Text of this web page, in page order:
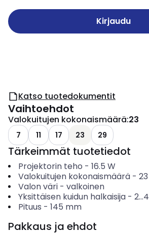
Kirjaudu
Katso tuotedokumentit
Vaihtoehdot
Valokuitujen kokonaismäärä:23
7 11 17 23 29
Tärkeimmät tuotetiedot
Projektorin teho - 16.5 W
Valokuitujen kokonaismäärä- 23
Valon väri- valkoinen
Yksittäisen kuidun halkaisija- 2...4
Pituus - 145 mm
Pakkaus ja ehdot